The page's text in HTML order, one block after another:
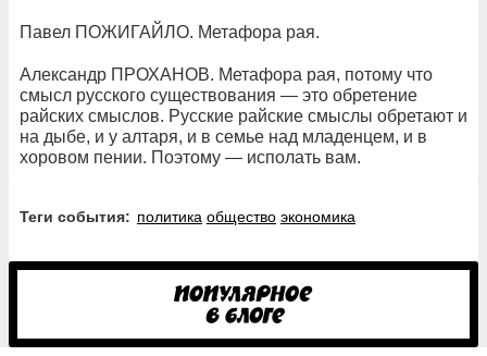
Павел ПОЖИГАЙЛО. Метафора рая.
Александр ПРОХАНОВ. Метафора рая, потому что
смысл русского существования — это обретение
райских смыслов. Русские райские смыслы обретают и
на дыбе, и у алтаря, и в семье над младенцем, и в
хоровом пении. Поэтому — исполать вам.
Теги события: политика общество экономика